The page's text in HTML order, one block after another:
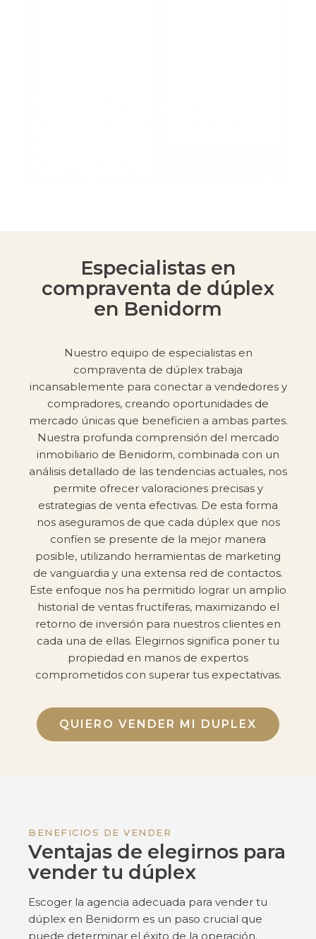
Especialistas en
compraventa de dúplex
en Benidorm
Nuestro equipo de especialistas en
compraventa de dúplex trabaja
incansablemente para conectar a vendedores y
compradores, creando oportunidades de
mercado únicas que beneficien a ambas partes.
Nuestra profunda comprensión del mercado
inmobiliario de Benidorm, combinada con un
análisis detallado de las tendencias actuales, nos
permite ofrecer valoraciones precisas y
estrategias de venta efectivas. De esta forma
nos aseguramos de que cada dúplex que nos
confíen se presente de la mejor manera
posible, utilizando herramientas de marketing
de vanguardia y una extensa red de contactos.
Este enfoque nos ha permitido lograr un amplio
historial de ventas fructíferas, maximizando el
retorno de inversión para nuestros clientes en
cada una de ellas. Elegirnos significa poner tu
propiedad en manos de expertos
comprometidos con superar tus expectativas.
QUIERO VENDER MI DUPLEX
BENEFICIOS DE VENDER
Ventajas de elegirnos para
vender tu dúplex
Escoger la agencia adecuada para vender tu
dúplex en Benidorm es un paso crucial que
puede determinar el éxito de la operación.